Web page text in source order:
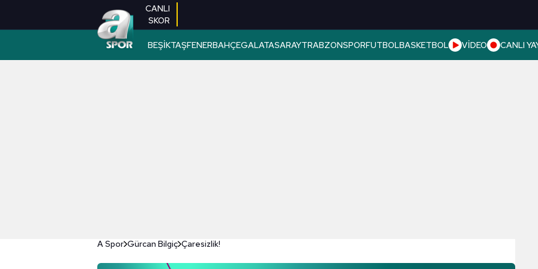
CANLI
SKOR
BEŞİKTAŞFENERBAHÇEGALATASARAYTRABZONSPORFUTBOLBASKETBOL VİDEO CANLI
A Spor Gürcan Bilgiç Çaresizlik!